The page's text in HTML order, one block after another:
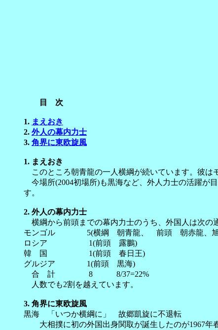
目 次
1. まえおき
2. 外人の幕内力士
3. 角界に東欧旋風
1. まえおき
このところ朝青龍の一人横綱が続いています。彼は
今場所(2004初場所)も黒海など、外人力士の活躍が
す。
2. 外人の幕内力士
横綱から前頭までの幕内力士のうち、外国人は次の
モンゴル 5(横綱 朝青龍、 前頭 朝赤龍、旭鷲
ロシア 1(前頭 露鵬)
韓 国 1(前頭 春日王)
グルジア 1(前頭 黒海)
合 計 8 8/37=22%
人数でも2割を越えています。
3. 角界に東欧旋風
黒海 「いつか横綱に」 故郷凱旋に不退転
大相撲に初の外国出身関取が誕生したのが1967年